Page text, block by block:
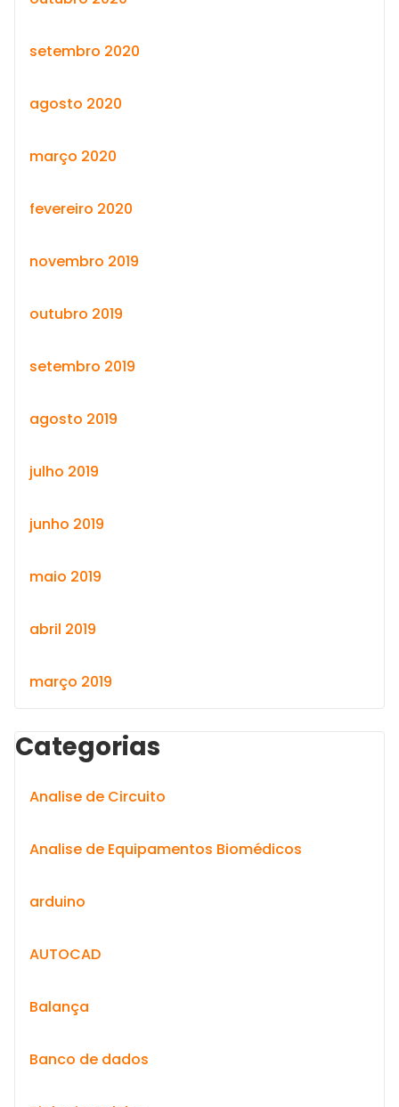
setembro 2020
agosto 2020
março 2020
fevereiro 2020
novembro 2019
outubro 2019
setembro 2019
agosto 2019
julho 2019
junho 2019
maio 2019
abril 2019
março 2019
Categorias
Analise de Circuito
Analise de Equipamentos Biomédicos
arduino
AUTOCAD
Balança
Banco de dados